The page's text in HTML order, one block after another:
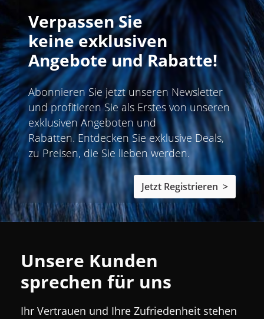
Verpassen Sie
keine exklusiven
Angebote und Rabatte!
Abonnieren Sie jetzt unseren Newsletter
und profitieren Sie als Erstes von unseren
exklusiven Angeboten und
Rabatten. Entdecken Sie exklusive Deals,
zu Preisen, die Sie lieben werden.
Jetzt Registrieren >
Unsere Kunden
sprechen für uns
Ihr Vertrauen und Ihre Zufriedenheit stehen